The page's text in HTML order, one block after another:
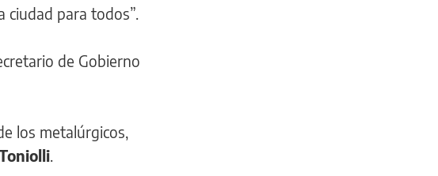
ciudad para todos”.
de Gobierno
los metalúrgicos,
.